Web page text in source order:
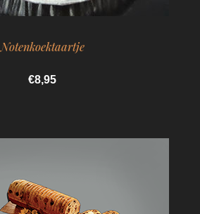
Notenkoektaartje
€8,95